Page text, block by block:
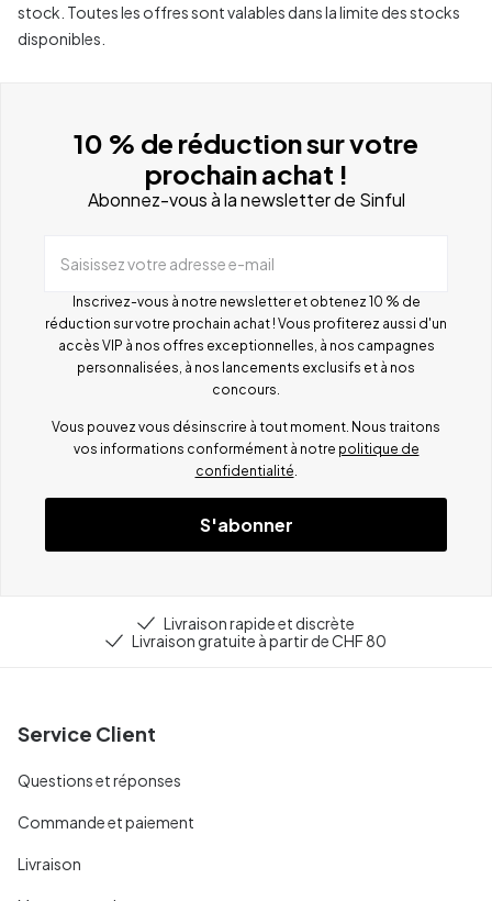
stock. Toutes les offres sont valables dans la limite des stocks
disponibles.
10 % de réduction sur votre
prochain achat !
Abonnez-vous à la newsletter de Sinful
Saisissez votre adresse e-mail
Inscrivez-vous à notre newsletter et obtenez 10 % de
réduction sur votre prochain achat ! Vous profiterez aussi d'un
accès VIP à nos offres exceptionnelles, à nos campagnes
personnalisées, à nos lancements exclusifs et à nos
concours.
Vous pouvez vous désinscrire à tout moment. Nous traitons
vos informations conformément à notre politique de
confidentialité
S'abonner
Livraison rapide et discrète
Livraison gratuite à partir de CHF 80
Service Client
Questions et réponses
Commande et paiement
Livraison